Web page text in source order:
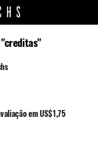
em US$1,75